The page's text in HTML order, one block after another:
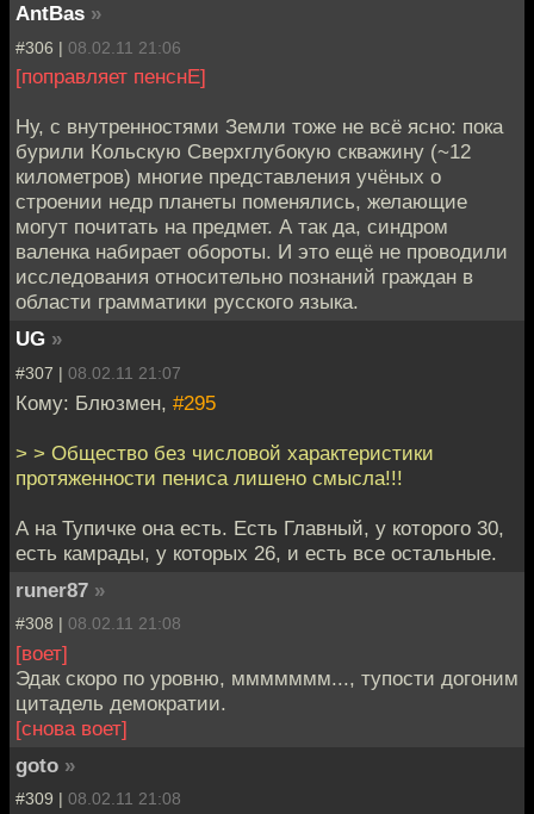
AntBas »
#306 | 08.02.11 21:06
[поправляет пенснЕ]
Ну, с внутренностями Земли тоже не всё ясно: пока
бурили Кольскую Сверхглубокую скважину (~12
километров) многие представления учёных о
строении недр планеты поменялись, желающие
могут почитать на предмет. А так да, синдром
валенка набирает обороты. И это ещё не проводили
исследования относительно познаний граждан в
области грамматики русского языка.
UG »
#307 | 08.02.11 21:07
Кому: Блюзмен, #295
> > Общество без числовой характеристики
протяженности пениса лишено смысла!!!
А на Тупичке она есть. Есть Главный, у которого 30,
есть камрады, у которых 26, и есть все остальные.
runer87 »
#308 | 08.02.11 21:08
[воет]
Эдак скоро по уровню, ммммммм..., тупости догоним
цитадель демократии.
[снова воет]
goto »
#309 | 08.02.11 21:08